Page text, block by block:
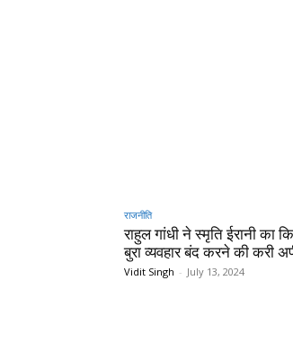
राजनीति
राहुल गांधी ने स्मृति ईरानी का
बुरा व्यवहार बंद करने की करी
Vidit Singh - July 13, 2024